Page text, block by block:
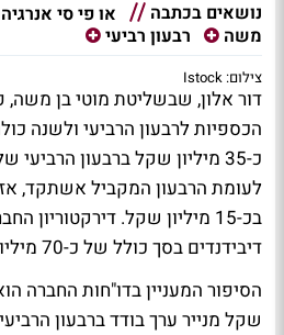
נושאים בכתבה או פי סי אנרגיה
משה
רבעון רביעי
צילום: Istock
דור אלון, שבשליטת מוטי בן
הכספיות לרבעון הרביעי ולשנה
לעומת הרבעון המקביל אשתקד,
בכ-15 מיליון שקל.
דיבידנדים בסך כולל של כ-70 מיליון שקל.